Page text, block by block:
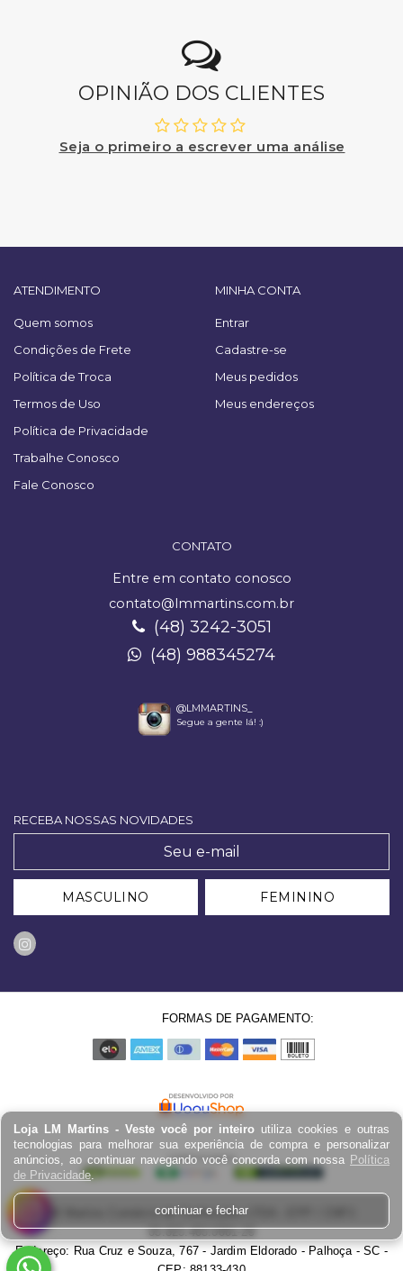
Loja LM Martins - Veste você por inteiro utiliza cookies e outras
tecnologias para melhorar sua experiência de compra e personalizar
anúncios, ao continuar navegando você concorda com nossa Política
de Privacidade.
continuar e fechar
OPINIÃO DOS CLIENTES
Seja o primeiro a escrever uma análise
ATENDIMENTO
Quem somos
Condições de Frete
Política de Troca
Termos de Uso
Política de Privacidade
Trabalhe Conosco
Fale Conosco
MINHA CONTA
Entrar
Cadastre-se
Meus pedidos
Meus endereços
CONTATO
Entre em contato conosco
contato@lmmartins.com.br
(48) 3242-3051
(48) 988345274
@LMMARTINS_
Segue a gente lá! :)
RECEBA NOSSAS NOVIDADES
MASCULINO FEMININO
FORMAS DE PAGAMENTO:
LM Martins Comércio de Confecções LTDA - EPP / CNPJ:
03.823.403.0001-29
Endereço: Rua Cruz e Souza, 767 - Jardim Eldorado - Palhoça - SC -